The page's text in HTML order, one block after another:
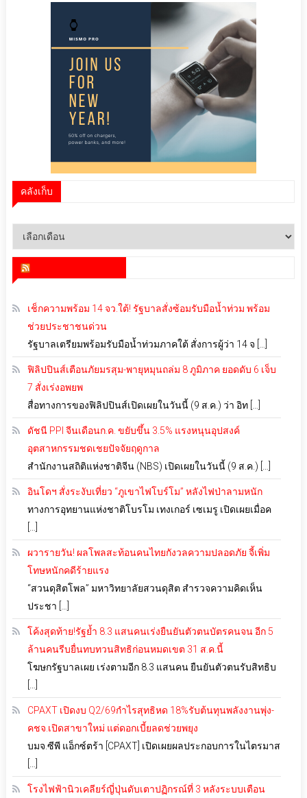
คลังเก็บ
คลัง
เช็กความพร้อม 14 จว.ใต้! รัฐบาลสั่งซ้อมรับมือน้ำท่วม พร้อม
ช่วยประชาชนด่วน
รัฐบาลเตรียมพร้อมรับมือน้ำท่วมภาคใต้ สั่งการผู้ว่า 14 จ […]
ฟิลิปปินส์เตือนภัยมรสุม-พายุหมุนถล่ม 8 ภูมิภาค ยอดดับ 6 เจ็บ
7 สั่งเร่งอพยพ
สื่อทางการของฟิลิปปินส์เปิดเผยในวันนี้ (9 ส.ค.) ว่า อิท […]
ดัชนี PPI จีนเดือนก.ค. ขยับขึ้น 3.5% แรงหนุนอุปสงค์
อุตสาหกรรมชดเชยปัจจัยฤดูกาล
สำนักงานสถิติแห่งชาติจีน (NBS) เปิดเผยในวันนี้ (9 ส.ค.) […]
อินโดฯ สั่งระงับเที่ยว “ภูเขาไฟโบร์โม” หลังไฟป่าลามหนัก
ทางการอุทยานแห่งชาติโบรโม เทงเกอร์ เซเมรู เปิดเผยเมื่อค
ผวารายวัน! ผลโพลสะท้อนคนไทยกังวลความปลอดภัย จี้เพิ่ม
โทษหนักคดีร้ายแรง
“สวนดุสิตโพล” มหาวิทยาลัยสวนดุสิต สำรวจความคิดเห็น
ประชา […]
โค้งสุดท้าย!รัฐย้ำ 8.3 แสนคนเร่งยืนยันตัวตนบัตรคนจน อีก 5
ล้านคนรีบยื่นทบทวนสิทธิก่อนหมดเขต 31 ส.ค.นี้
โฆษกรัฐบาลเผย เร่งตามอีก 8.3 แสนคน ยืนยันตัวตนรับสิทธิบ
CPAXT เปิดงบ Q2/69กำไรสุทธิหด 18%รับต้นทุนพลังงานพุ่ง-
คชจ.เปิดสาขาใหม่ แต่ดอกเบี้ยลดช่วยพยุง
บมจ.ซีพี แอ็กซ์ตร้า [CPAXT] เปิดเผยผลประกอบการในไตรมาส
โรงไฟฟ้านิวเคลียร์ญี่ปุ่นดับเตาปฏิกรณ์ที่ 3 หลังระบบเตือน